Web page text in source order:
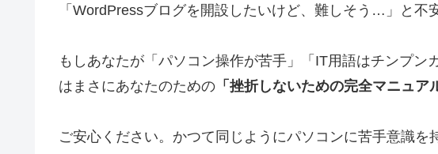
「WordPressブログを開設したいけど、難しそう…」と不
もしあなたが「パソコン操作が苦手」「IT用語はチンプン
はまさにあなたのための 「挫折しないための完全マニュア
ご安心ください。かつて同じようにパソコンに苦手意識